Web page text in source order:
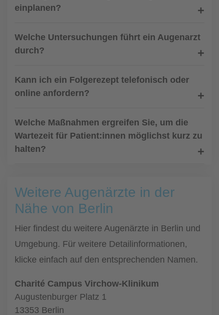
einplanen?
Welche Untersuchungen führt ein Augenarzt
durch?
Kann ich ein Folgerezept telefonisch oder
online anfordern?
Welche Maßnahmen ergreifen Sie, um die
Wartezeit für Patient:innen möglichst kurz zu
halten?
Weitere Augenärzte in der
Nähe von Berlin
Hier findest du weitere Augenärzte in Berlin und
Umgebung. Für weitere Detailinformationen,
klicke einfach auf den entsprechenden Namen.
Charité Campus Virchow-Klinikum
Augustenburger Platz 1
13353 Berlin